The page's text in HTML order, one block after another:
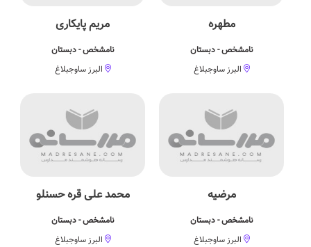
مطهره
نامشخص - دبستان
البرز ساوجبلاغ
مریم پایکاری
نامشخص - دبستان
البرز ساوجبلاغ
مرضیه
نامشخص - دبستان
البرز ساوجبلاغ
محمد علی قره حسنلو
نامشخص - دبستان
البرز ساوجبلاغ